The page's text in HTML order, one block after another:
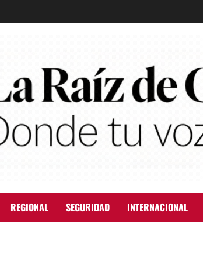
REGIONAL SEGURIDAD INTERNACIONAL